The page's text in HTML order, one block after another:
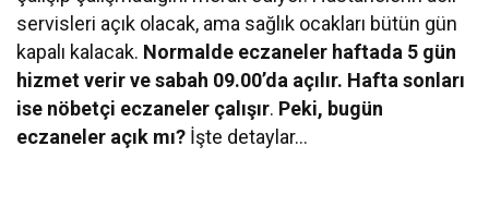
servisleri açık olacak, ama sağlık ocakları bütün gün
kapalı kalacak. Normalde eczaneler haftada 5 gün
hizmet verir ve sabah 09.00’da açılır. Hafta sonları
ise nöbetçi eczaneler çalışır. Peki, bugün
eczaneler açık mı? İşte detaylar…